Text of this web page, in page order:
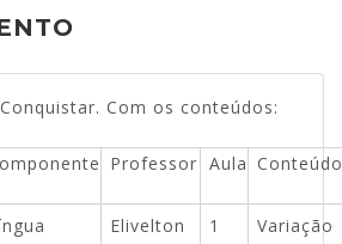
Com os conteúdos:
Professor Aula Conteúdo
Elivelton 1
Variação